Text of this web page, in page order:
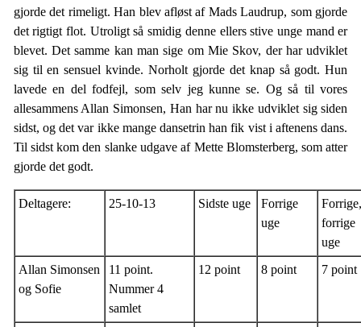
gjorde det rimeligt. Han blev afløst af Mads Laudrup, som gjorde
det rigtigt flot. Utroligt så smidig denne ellers stive unge mand er
blevet. Det samme kan man sige om Mie Skov, der har udviklet
sig til en sensuel kvinde. Norholt gjorde det knap så godt. Hun
lavede en del fodfejl, som selv jeg kunne se. Og så til vores
allesammens Allan Simonsen, Han har nu ikke udviklet sig siden
sidst, og det var ikke mange dansetrin han fik vist i aftenens dans.
Til sidst kom den slanke udgave af Mette Blomsterberg, som atter
gjorde det godt.
Deltagere: 25-10-13 Sidste uge
Forrige
uge
Forrige,
forrige
uge
Allan Simonsen
og Sofie
11 point.
Nummer 4
samlet
12 point 8 point 7 point